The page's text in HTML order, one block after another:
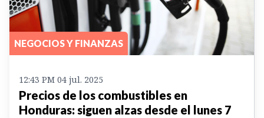
NEGOCIOS Y FINANZAS
12:43 PM 04 jul. 2025
Precios de los combustibles en
Honduras: siguen alzas desde el lunes 7